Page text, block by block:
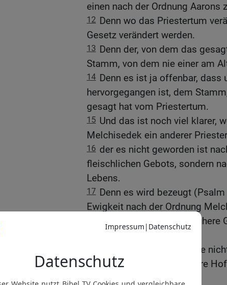
einen nach der Ordnung Aarons
12 Denn wo das Priestertum
Gesetz verändert werden.
13 Denn der, von dem das
Stamm, von dem nie einer am
14 Denn es ist ja offenbar, dass
hervorgegangen ist, dem
gesagt hat vom Priestertum.
15 Und das ist noch viel klarer,
Melchisedek ein anderer
16 der es nicht geworden ist
fleischlichen Gebots, sondern
Lebens.
17 Denn es wird bezeugt
Ewigkeit nach der Ordnung
Denn damit wird das
schwach und nutzlos war;
denn das Gesetz brachte
eingeführt wird eine bessere
nahen.